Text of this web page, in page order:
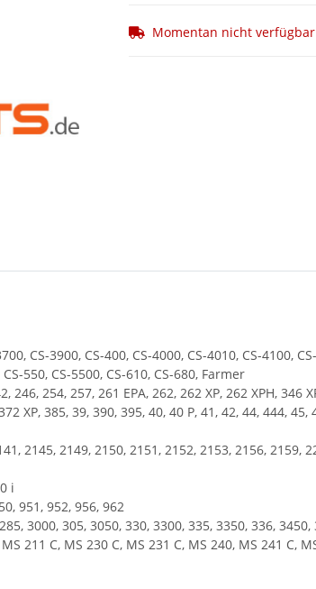
Momentan nicht verfügbar
CS-3900, CS-400, CS-4000, CS-4010, CS-4100,
550, CS-5500, CS-610, CS-680, Farmer
246, 254, 257, 261 EPA, 262, 262 XP, 262 XPH,
XP, 385, 39, 390, 395, 40, 40 P, 41, 42, 44, 444,
2145, 2149, 2150, 2151, 2152, 2153, 2156, 2159,
i
951, 952, 956, 962
3000, 305, 3050, 330, 3300, 335, 3350, 336,
211 C, MS 230 C, MS 231 C, MS 240, MS 241 C,